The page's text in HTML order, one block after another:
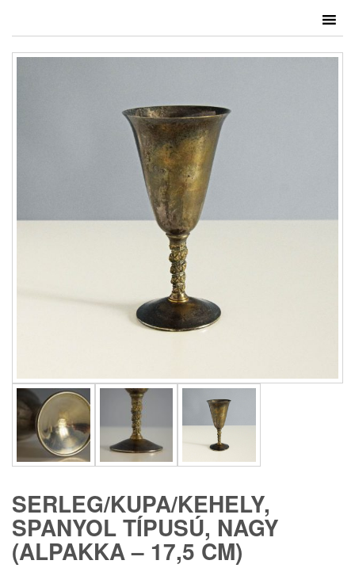
SERLEG/KUPA/KEHELY,
SPANYOL TÍPUSÚ, NAGY
(ALPAKKA – 17,5 CM)